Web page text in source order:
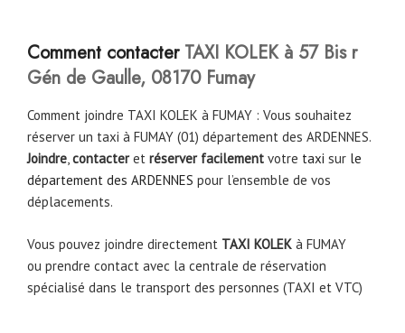
Comment contacterTAXI KOLEK à 57 Bis r
Gén de Gaulle, 08170 Fumay
Comment joindre TAXI KOLEK à FUMAY : Vous souhaitez
réserver un taxi à FUMAY (01) département des ARDENNES.
Joindre,contacteret réserver facilement votre taxi sur le
département des ARDENNES pour l’ensemble de vos
déplacements.
Vous pouvez joindre directement TAXI KOLEK à FUMAY
ou prendre contact avec la centrale de réservation
spécialisé dans le transport des personnes (TAXI et VTC)